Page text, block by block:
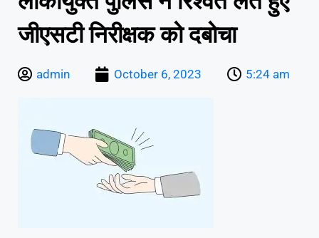
जीएसटी निरीक्षक को दबोचा
admin October 6, 2023 5:24 am